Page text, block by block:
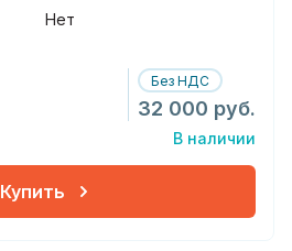
Нет
Без НДС
32 000 руб.
В наличии
Купить